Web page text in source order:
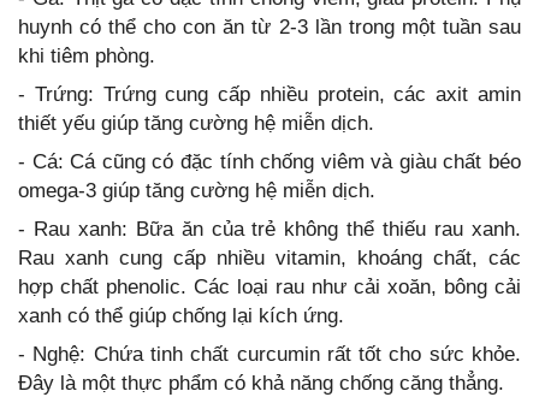
huynh có thể cho con ăn từ 2-3 lần trong một tuần sau
khi tiêm phòng.
- Trứng: Trứng cung cấp nhiều protein, các axit amin
thiết yếu giúp tăng cường hệ miễn dịch.
- Cá: Cá cũng có đặc tính chống viêm và giàu chất béo
omega-3 giúp tăng cường hệ miễn dịch.
- Rau xanh: Bữa ăn của trẻ không thể thiếu rau xanh.
Rau xanh cung cấp nhiều vitamin, khoáng chất, các
hợp chất phenolic. Các loại rau như cải xoăn, bông cải
xanh có thể giúp chống lại kích ứng.
- Nghệ: Chứa tinh chất curcumin rất tốt cho sức khỏe.
Đây là một thực phẩm có khả năng chống căng thẳng.